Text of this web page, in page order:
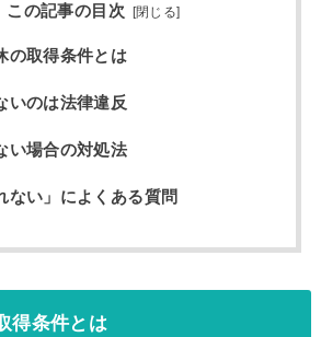
この記事の目次 [閉じる]
の取得条件とは
いのは法律違反
い場合の対処法
い」によくある質問
得条件とは